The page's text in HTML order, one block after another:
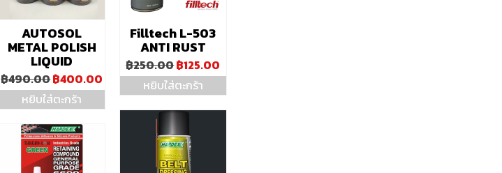
AUTOSOL
METAL POLISH
LIQUID
฿490.00Original
price
was:
฿400.00 Current
price
หยิบใส่ตะกร้า
Filltech L-503
ANTI RUST
฿250.00Original
price
was:
฿125.00
price
หยิบใส่ตะกร้า